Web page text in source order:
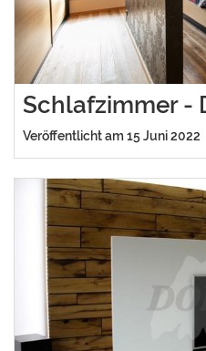
Schlafzimmer -
Veröffentlicht am 15 Juni 2022